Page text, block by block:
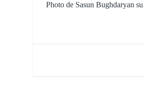
Photo de Sasun Bughdaryan